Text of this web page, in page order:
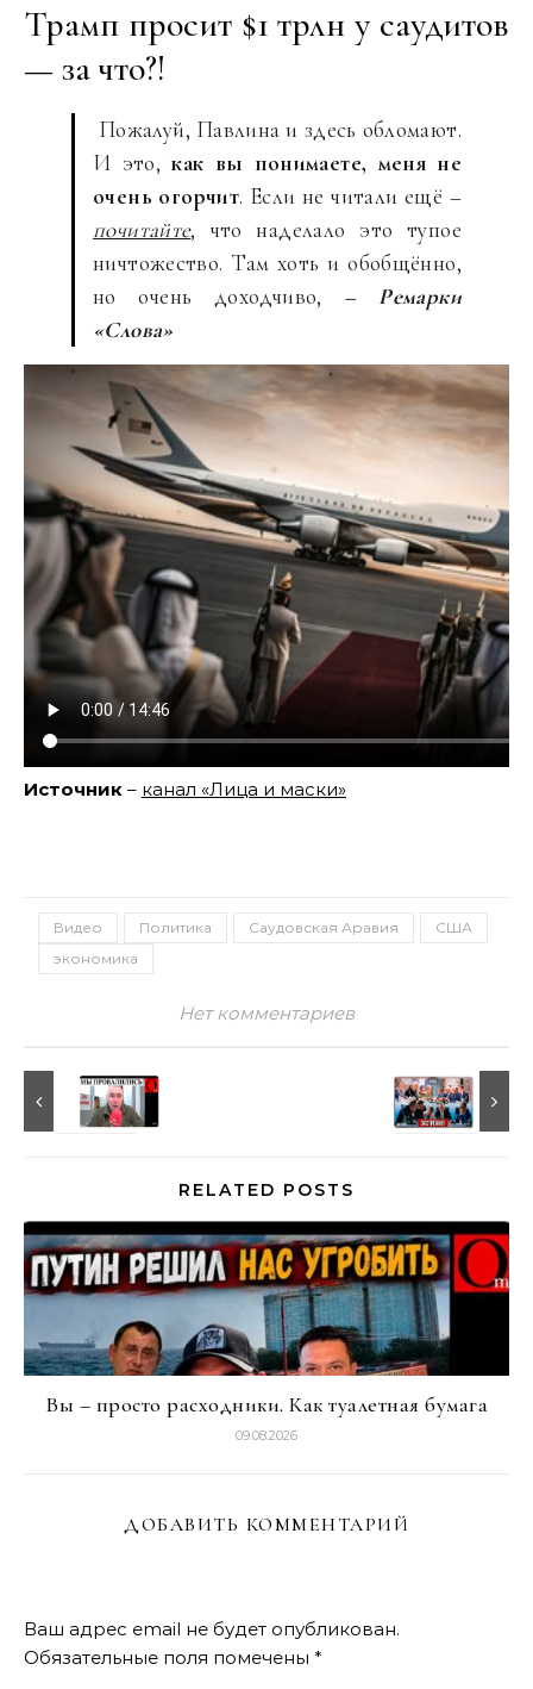
Трамп просит $1 трлн у саудитов
— за что?!
Пожалуй, Павлина и здесь обломают.
И это,как вы понимаете, меня не
очень огорчит. Если не читали ещё –
почитайте, что наделало это тупое
ничтожество. Там хоть и обобщённо,
но очень доходчиво, – Ремарки
«Слова»
Источник – канал «Лица и маски»
Видео Политика Саудовская Аравия
США
экономика
Нет комментариев
RELATED POSTS
Вы – просто расходники. Как туалетная бумага
09.08.2026
ДОБАВИТЬ КОММЕНТАРИЙ
Ваш адрес email не будет опубликован.
Обязательные поля помечены *